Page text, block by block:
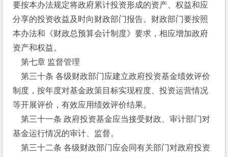
要按本办法规定将政府累计投资形成的资产、权益和应
分享的投资收益及时向财政部门报告。财政部门要按照
本办法和《财政总预算会计制度》要求，相应增加政府
资产和权益。
第七章 监督管理
第三十条 各级财政部门应建立政府投资基金绩效评价
制度，按年度对基金政策目标实现程度、投资运营情况
等开展评价，有效应用绩效评价结果。
第三十一条 政府投资基金应当接受财政、审计部门对
基金运行情况的审计、监督。
第三十二条 各级财政部门应会同有关部门对政府投资